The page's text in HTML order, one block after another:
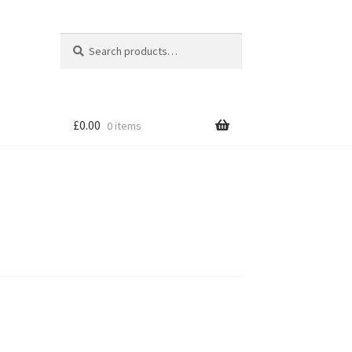
for:
£0.00 0 items